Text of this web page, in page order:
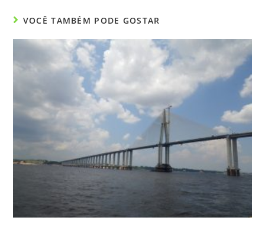
VOCÊ TAMBÉM PODE GOSTAR